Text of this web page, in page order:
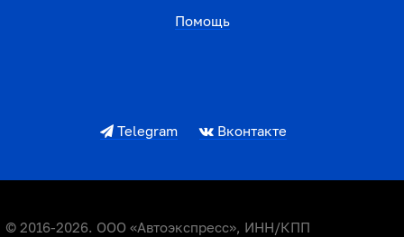
Помощь
Telegram Вконтакте
© 2016-2026. ООО «Автоэкспресс», ИНН/КПП